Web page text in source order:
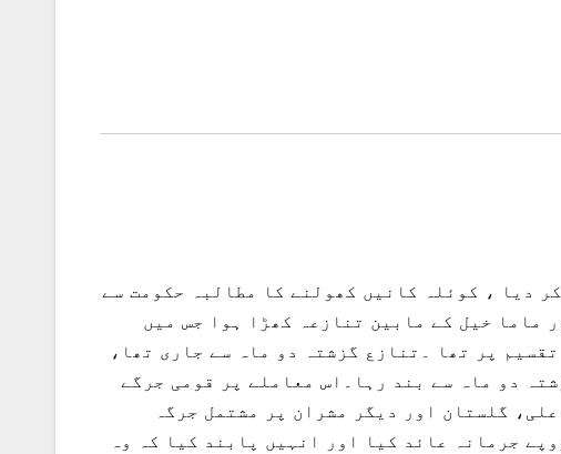
دیا ، کوئلہ کانیں کھولنے کا مطالبہ حکومت سے
ماما خیل کے مابین تنازعہ کھڑا ہوا جس میں
پر تھا ۔تنازع گزشتہ دو ماہ سے جاری تھا،
دو ماہ سے بند رہا۔اس معاملے پر قومی جرگے
گلستان اور دیگر مشران پر مشتمل جرگہ
جرگہ مشران نے فریقین کا مؤقف سننے کے بعد لیز ہولڈر شاہین پر 8 لاکھ روپے جرمانہ عائد کیا اور انہیں پابند کیا کہ وہ